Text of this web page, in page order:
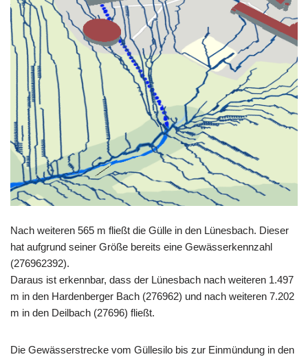
Nach weiteren 565 m fließt die Gülle in den Lünesbach. Dieser
hat aufgrund seiner Größe bereits eine Gewässerkennzahl
(276962392).
Daraus ist erkennbar, dass der Lünesbach nach weiteren 1.497
m in den Hardenberger Bach (276962) und nach weiteren 7.202
m in den Deilbach (27696) fließt.
Die Gewässerstrecke vom Güllesilo bis zur Einmündung in den